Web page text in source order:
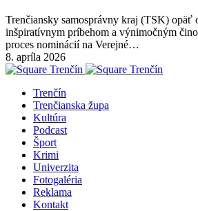
Trenčiansky samosprávny kraj (TSK) opäť
inšpiratívnym príbehom a výnimočným
proces nominácií na Verejné…
8. apríla 2026
Trenčín
Trenčianska župa
Kultúra
Podcast
Šport
Krimi
Univerzita
Fotogaléria
Reklama
Kontakt